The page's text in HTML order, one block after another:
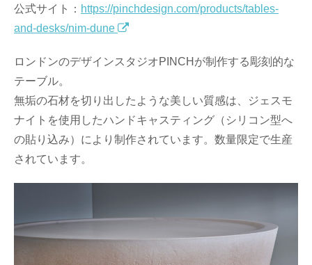
公式サイト： https://pinchdesign.com/products/tables-
and-desks/nim-dune
ロンドンのデザインスタジオPINCHが制作する彫刻的な
テーブル。
無垢の石材を切り出したような美しい質感は、ジェスモ
ナイトを使用したハンドキャスティング（シリコン型へ
の貼り込み）により制作されています。数量限定で生産
されています。